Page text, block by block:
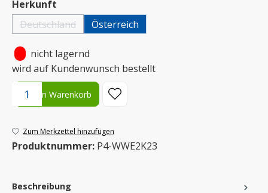
Herkunft
Deutschland(Diese Option ist zurzeit nicht verfügbar.)
Österreich
nicht lagernd
wird auf Kundenwunsch bestellt
Produkt Anzahl: Gib den gewünschten Wert ein oder benutze
In den Warenkorb
Zum Merkzettel hinzufügen
Produktnummer: P4-WWE2K23
Beschreibung